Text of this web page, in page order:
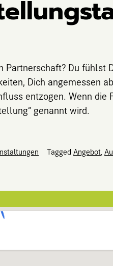
Du fühlst
Dich angemessen
entzogen. Wenn die
genannt wird.
Tagged Angebot